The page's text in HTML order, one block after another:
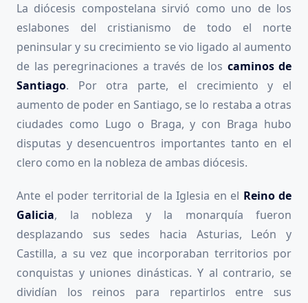
La diócesis compostelana sirvió como uno de los
eslabones del cristianismo de todo el norte
peninsular y su crecimiento se vio ligado al aumento
de las peregrinaciones a través de los caminos de
Santiago. Por otra parte, el crecimiento y el
aumento de poder en Santiago, se lo restaba a otras
ciudades como Lugo o Braga, y con Braga hubo
disputas y desencuentros importantes tanto en el
clero como en la nobleza de ambas diócesis.
Ante el poder territorial de la Iglesia en el Reino de
Galicia, la nobleza y la monarquía fueron
desplazando sus sedes hacia Asturias, León y
Castilla, a su vez que incorporaban territorios por
conquistas y uniones dinásticas. Y al contrario, se
dividían los reinos para repartirlos entre sus